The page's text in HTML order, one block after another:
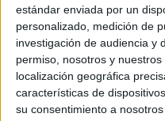
estándar enviada por un
personalizado, medición de
investigación de audiencia y
permiso, nosotros y
localización geográfica
características de
su consentimiento a
25.060